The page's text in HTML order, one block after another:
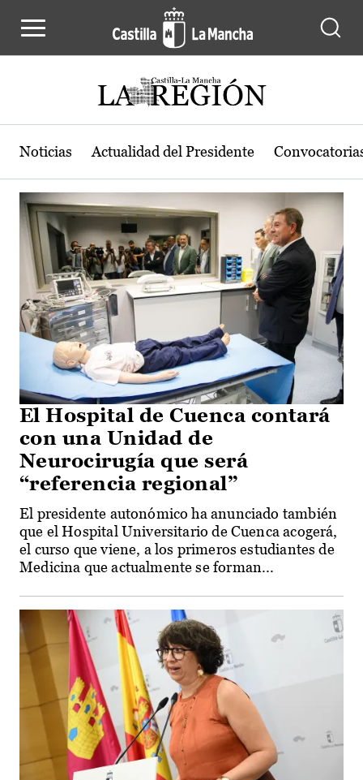
Actualidad de la región de Castilla-
Noticias Actualidad del Presidente
El Hospital de Cuenca contará
con una Unidad de
Neurocirugía que será
“referencia regional”
El presidente autonómico ha anunciado también
que el Hospital Universitario de Cuenca acogerá,
el curso que viene, a los primeros estudiantes de
Medicina que actualmente se forman...